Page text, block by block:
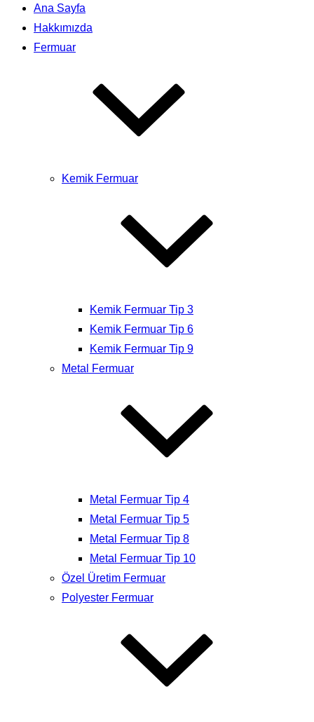
Ana Sayfa
Hakkımızda
Fermuar
Kemik Fermuar
Kemik Fermuar Tip 3
Kemik Fermuar Tip 6
Kemik Fermuar Tip 9
Metal Fermuar
Metal Fermuar Tip 4
Metal Fermuar Tip 5
Metal Fermuar Tip 8
Metal Fermuar Tip 10
Özel Üretim Fermuar
Polyester Fermuar